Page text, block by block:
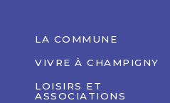
LA COMMUNE
VIVRE À CHAMPIGNY
LOISIRS ET
ASSOCIATIONS